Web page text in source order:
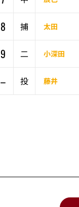
8
捕 太田
9
二 小深田
–
投 藤井